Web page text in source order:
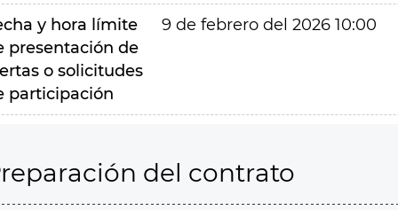
y hora límite
presentación de
o solicitudes
participación
9 de febrero del 2026 10:00
del contrato